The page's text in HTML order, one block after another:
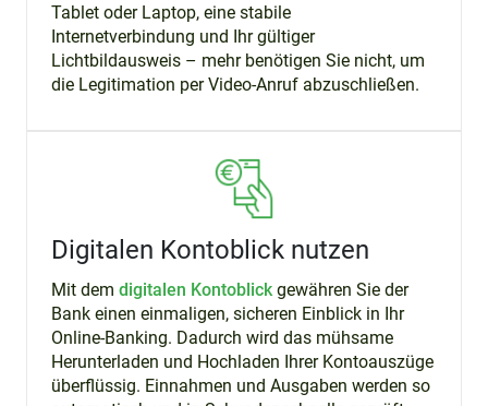
Tablet oder Laptop, eine stabile
Internetverbindung und Ihr gültiger
Lichtbildausweis – mehr benötigen Sie nicht, um
die Legitimation per Video-Anruf abzuschließen.
Digitalen Kontoblick nutzen
Mit dem digitalen Kontoblickgewähren Sie der
Bank einen einmaligen, sicheren Einblick in Ihr
Online-Banking. Dadurch wird das mühsame
Herunterladen und Hochladen Ihrer Kontoauszüge
überflüssig. Einnahmen und Ausgaben werden so